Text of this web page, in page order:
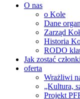
O nas
o Kole
Dane
Zarząd
Historia
RODO
Jak zostać
oferta
Wrażliwi
„Kultura,
Projekt